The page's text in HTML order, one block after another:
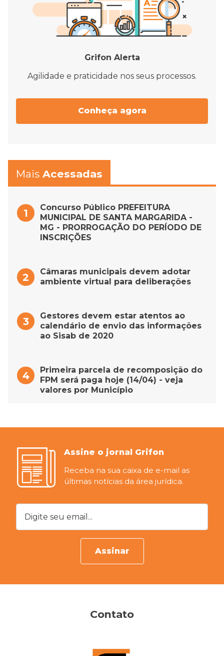
Grifon Alerta
Agilidade e praticidade nos seus processos.
Conheça agora
Mais Acessadas
Concurso Público PREFEITURA
MUNICIPAL DE SANTA MARGARIDA -
MG - PRORROGAÇÃO DO PERÍODO DE
INSCRIÇÕES
Câmaras municipais devem adotar
ambiente virtual para deliberações
Gestores devem estar atentos ao
calendário de envio das informações
ao Sisab de 2020
Primeira parcela de recomposição do
FPM será paga hoje (14/04) - veja
valores por Município
Assine o jornal Grifon
Receba na sua caixa de e-mail as
últimas notícias da área jurídica.
Digite seu email...
Assinar
Contato